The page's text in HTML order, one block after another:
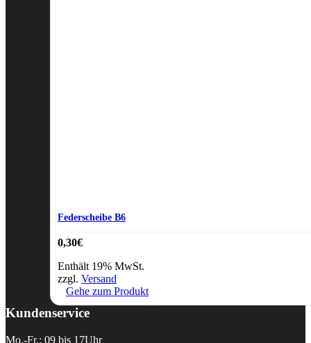
Federscheibe B6
0,30€
Enthält 19% MwSt.
zzgl. Versand
Gehe zum Produkt
Kundenservice
Mo.-Fr.: 09 bis 17Uhr